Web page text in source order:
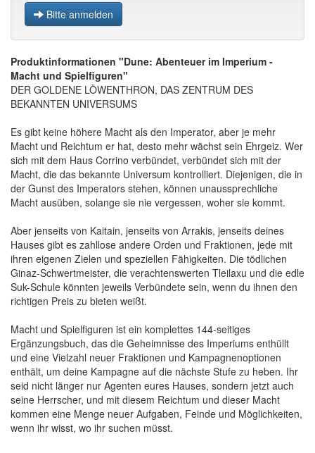
Bitte anmelden
Produktinformationen "Dune: Abenteuer im Imperium -
Macht und Spielfiguren"
DER GOLDENE LÖWENTHRON, DAS ZENTRUM DES
BEKANNTEN UNIVERSUMS
Es gibt keine höhere Macht als den Imperator, aber je mehr
Macht und Reichtum er hat, desto mehr wächst sein Ehrgeiz. Wer
sich mit dem Haus Corrino verbündet, verbündet sich mit der
Macht, die das bekannte Universum kontrolliert. Diejenigen, die in
der Gunst des Imperators stehen, können unaussprechliche
Macht ausüben, solange sie nie vergessen, woher sie kommt.
Aber jenseits von Kaitain, jenseits von Arrakis, jenseits deines
Hauses gibt es zahllose andere Orden und Fraktionen, jede mit
ihren eigenen Zielen und speziellen Fähigkeiten. Die tödlichen
Ginaz-Schwertmeister, die verachtenswerten Tleilaxu und die edle
Suk-Schule könnten jeweils Verbündete sein, wenn du ihnen den
richtigen Preis zu bieten weißt.
Macht und Spielfiguren ist ein komplettes 144-seitiges
Ergänzungsbuch, das die Geheimnisse des Imperiums enthüllt
und eine Vielzahl neuer Fraktionen und Kampagnenoptionen
enthält, um deine Kampagne auf die nächste Stufe zu heben. Ihr
seid nicht länger nur Agenten eures Hauses, sondern jetzt auch
seine Herrscher, und mit diesem Reichtum und dieser Macht
kommen eine Menge neuer Aufgaben, Feinde und Möglichkeiten,
wenn ihr wisst, wo ihr suchen müsst.